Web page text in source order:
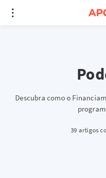
Descubra como o
39 artigos